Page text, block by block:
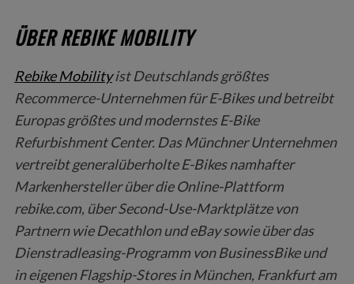
ÜBER REBIKE MOBILITY
Rebike Mobilityist Deutschlands größtes
Recommerce-Unternehmen für E-Bikes und betreibt
Europas größtes und modernstes E-Bike
Refurbishment Center. Das Münchner Unternehmen
vertreibt generalüberholte E-Bikes namhafter
Markenhersteller über die Online-Plattform
rebike.com, über Second-Use-Marktplätze von
Partnern wie Decathlon und eBay sowie über das
Dienstradleasing-Programm von BusinessBike und
in eigenen Flagship-Stores in München, Frankfurt am